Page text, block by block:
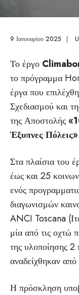
9 Ιανουαρίου 2025 |
Το έργο
το πρόγραμμα
έργα που
Σχεδιασμού και
της Αποστολής
Έξυπνες Πόλεις».
Στα πλαίσια του
έως και 25
ενός
διαγωνισμών
ANCI Toscana
μία από τις οχτώ
της υλοποίησης
αναδείχθηκαν
Η πρόσκληση